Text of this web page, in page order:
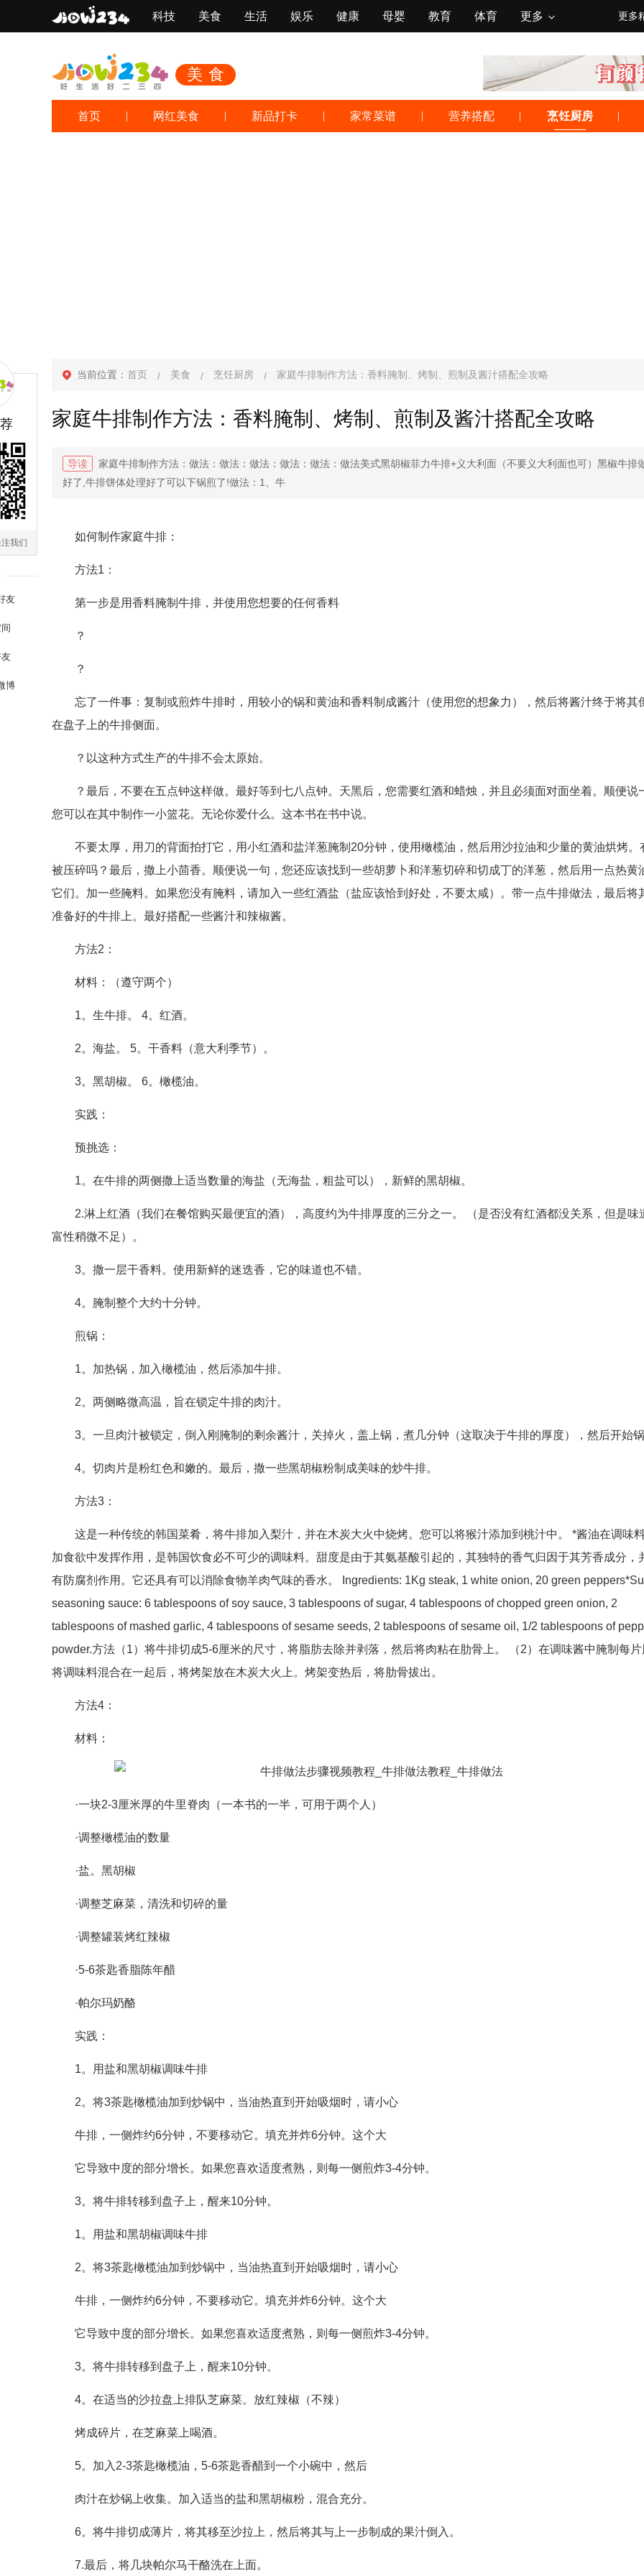
科技 美食 生活 娱乐 健康 母婴 教育 体育 更多 更多
美食
首页 网红美食 新品打卡 家常菜谱 营养搭配 烹饪厨房
我们
友
博
当前位置： 首页 美食 烹饪厨房 家庭牛排制作方法：香料腌制、烤制、煎制及酱汁搭配全攻略
家庭牛排制作方法：香料腌制、烤制、煎制及酱汁搭配全攻略
导读
家庭牛排制作方法：做法：做法：做法：做法：做法：做法美式黑胡椒菲力牛排+义大利面（不要义大利面也可）黑椒牛排
好了,牛排饼体处理好了可以下锅煎了!做法：1、牛
如何制作家庭牛排：
方法1：
第一步是用香料腌制牛排，并使用您想要的任何香料
？
？
忘了一件事：复制或煎炸牛排时，用较小的锅和黄油和香料制成酱汁（使用您的想象力），然后将酱汁终于将其
在盘子上的牛排侧面。
？以这种方式生产的牛排不会太原始。
？最后，不要在五点钟这样做。最好等到七八点钟。天黑后，您需要红酒和蜡烛，并且必须面对面坐着。顺便说
您可以在其中制作一小篮花。无论你爱什么。这本书在书中说。
不要太厚，用刀的背面拍打它，用小红酒和盐洋葱腌制20分钟，使用橄榄油，然后用沙拉油和少量的黄油烘烤。
被压碎吗？最后，撒上小茴香。顺便说一句，您还应该找到一些胡萝卜和洋葱切碎和切成丁的洋葱，然后用一点热黄
它们。加一些腌料。如果您没有腌料，请加入一些红酒盐（盐应该恰到好处，不要太咸）。带一点牛排做法，最后将
准备好的牛排上。最好搭配一些酱汁和辣椒酱。
方法2：
材料：（遵守两个）
1。生牛排。 4。红酒。
2。海盐。 5。干香料（意大利季节）。
3。黑胡椒。 6。橄榄油。
实践：
预挑选：
1。在牛排的两侧撒上适当数量的海盐（无海盐，粗盐可以），新鲜的黑胡椒。
2.淋上红酒（我们在餐馆购买最便宜的酒），高度约为牛排厚度的三分之一。 （是否没有红酒都没关系，但是味
富性稍微不足）。
3。撒一层干香料。使用新鲜的迷迭香，它的味道也不错。
4。腌制整个大约十分钟。
煎锅：
1。加热锅，加入橄榄油，然后添加牛排。
2。两侧略微高温，旨在锁定牛排的肉汁。
3。一旦肉汁被锁定，倒入刚腌制的剩余酱汁，关掉火，盖上锅，煮几分钟（这取决于牛排的厚度），然后开始锅
4。切肉片是粉红色和嫩的。最后，撒一些黑胡椒粉制成美味的炒牛排。
方法3：
这是一种传统的韩国菜肴，将牛排加入梨汁，并在木炭大火中烧烤。您可以将猴汁添加到桃汁中。 *酱油在调味
加食欲中发挥作用，是韩国饮食必不可少的调味料。甜度是由于其氨基酸引起的，其独特的香气归因于其芳香成分，
有防腐剂作用。它还具有可以消除食物羊肉气味的香水。 Ingredients: 1Kg steak, 1 white onion, 20 green
seasoning sauce: 6 tablespoons of soy sauce, 3 tablespoons of sugar, 4 tablespoons of chopped green onion, 2
tablespoons of mashed garlic, 4 tablespoons of sesame seeds, 2 tablespoons of sesame oil, 1/2 tablespoons of
powder.方法（1）将牛排切成5-6厘米的尺寸，将脂肪去除并剥落，然后将肉粘在肋骨上。 （2）在调味酱中腌制每片
将调味料混合在一起后，将烤架放在木炭大火上。烤架变热后，将肋骨拔出。
方法4：
材料：
·一块2-3厘米厚的牛里脊肉（一本书的一半，可用于两个人）
·调整橄榄油的数量
·盐。黑胡椒
·调整芝麻菜，清洗和切碎的量
·调整罐装烤红辣椒
·5-6茶匙香脂陈年醋
·帕尔玛奶酪
实践：
1。用盐和黑胡椒调味牛排
2。将3茶匙橄榄油加到炒锅中，当油热直到开始吸烟时，请小心
牛排，一侧炸约6分钟，不要移动它。填充并炸6分钟。这个大
它导致中度的部分增长。如果您喜欢适度煮熟，则每一侧煎炸3-4分钟。
3。将牛排转移到盘子上，醒来10分钟。
1。用盐和黑胡椒调味牛排
2。将3茶匙橄榄油加到炒锅中，当油热直到开始吸烟时，请小心
牛排，一侧炸约6分钟，不要移动它。填充并炸6分钟。这个大
它导致中度的部分增长。如果您喜欢适度煮熟，则每一侧煎炸3-4分钟。
3。将牛排转移到盘子上，醒来10分钟。
4。在适当的沙拉盘上排队芝麻菜。放红辣椒（不辣）
烤成碎片，在芝麻菜上喝酒。
5。加入2-3茶匙橄榄油，5-6茶匙香醋到一个小碗中，然后
肉汁在炒锅上收集。加入适当的盐和黑胡椒粉，混合充分。
6。将牛排切成薄片，将其移至沙拉上，然后将其与上一步制成的果汁倒入。
7.最后，将几块帕尔马干酪洗在上面。